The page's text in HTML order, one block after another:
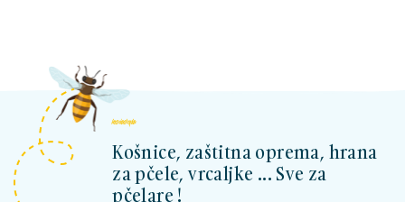
kosnicashop.ba
Košnice, zaštitna oprema, hrana
za pčele, vrcaljke ... Sve za
pčelare !